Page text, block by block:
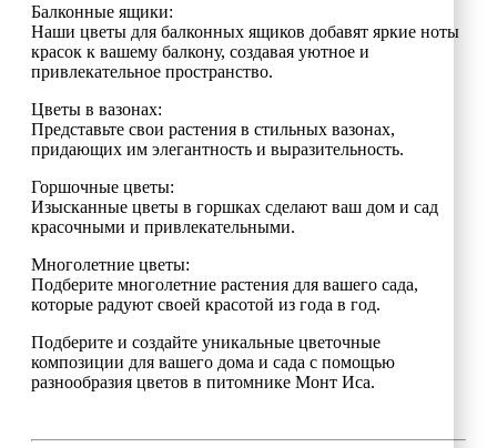
Балконные ящики:
Наши цветы для балконных ящиков добавят яркие ноты
красок к вашему балкону, создавая уютное и
привлекательное пространство.
Цветы в вазонах:
Представьте свои растения в стильных вазонах,
придающих им элегантность и выразительность.
Горшочные цветы:
Изысканные цветы в горшках сделают ваш дом и сад
красочными и привлекательными.
Многолетние цветы:
Подберите многолетние растения для вашего сада,
которые радуют своей красотой из года в год.
Подберите и создайте уникальные цветочные
композиции для вашего дома и сада с помощью
разнообразия цветов в питомнике Монт Иса.